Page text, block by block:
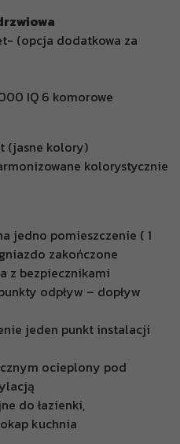
(opcja dodatkowa za
IQ 6 komorowe
(jasne kolory)
kolorystycznie
jedno pomieszczenie ( 1
zakończone
z bezpiecznikami
odpływ – dopływ
jeden punkt instalacji
ocieplony pod
do łazienki,
kuchnia